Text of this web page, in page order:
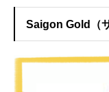
Saigon Gold（